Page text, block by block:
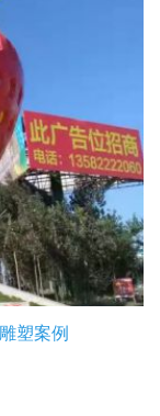
塑案例